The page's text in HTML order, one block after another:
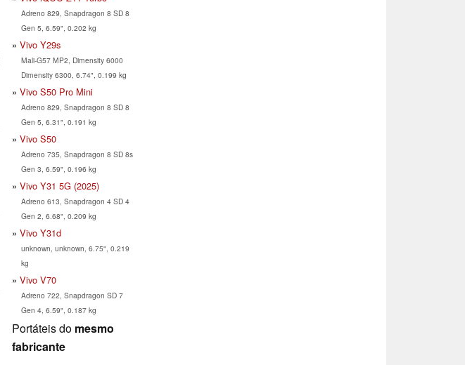
Adreno 829, Snapdragon 8 SD 8
Gen 5, 6.59", 0.202 kg
Vivo Y29s
Mali-G57 MP2, Dimensity 6000
Dimensity 6300, 6.74", 0.199 kg
Vivo S50 Pro Mini
Adreno 829, Snapdragon 8 SD 8
Gen 5, 6.31", 0.191 kg
Vivo S50
Adreno 735, Snapdragon 8 SD 8s
Gen 3, 6.59", 0.196 kg
Vivo Y31 5G (2025)
Adreno 613, Snapdragon 4 SD 4
Gen 2, 6.68", 0.209 kg
Vivo Y31d
unknown, unknown, 6.75", 0.219
kg
Vivo V70
Adreno 722, Snapdragon SD 7
Gen 4, 6.59", 0.187 kg
Portáteis do mesmo
fabricante